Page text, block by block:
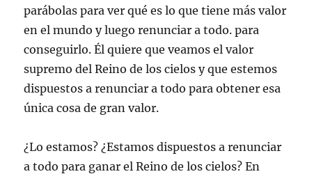
parábolas para ver qué es lo que tiene más valor
en el mundo y luego renunciar a todo. para
conseguirlo. Él quiere que veamos el valor
supremo del Reino de los cielos y que estemos
dispuestos a renunciar a todo para obtener esa
única cosa de gran valor.
¿Lo estamos? ¿Estamos dispuestos a renunciar
a todo para ganar el Reino de los cielos? En